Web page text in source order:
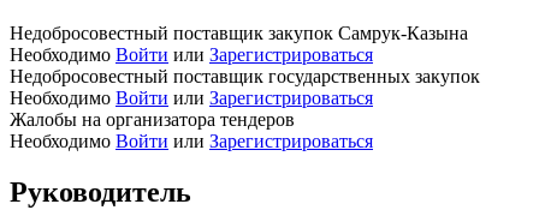
Недобросовестный поставщик закупок Самрук-Казына
Необходимо Войти или Зарегистрироваться
Недобросовестный поставщик государственных закупок
Необходимо Войти или Зарегистрироваться
Жалобы на организатора тендеров
Необходимо Войти или Зарегистрироваться
Руководитель